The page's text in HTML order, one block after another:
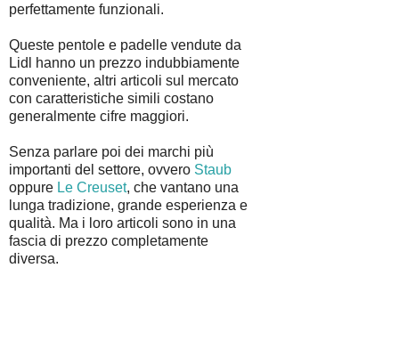
perfettamente funzionali.
Queste pentole e padelle vendute da
Lidl hanno un prezzo indubbiamente
conveniente, altri articoli sul mercato
con caratteristiche simili costano
generalmente cifre maggiori.
Senza parlare poi dei marchi più
importanti del settore, ovvero Staub
oppure Le Creuset, che vantano una
lunga tradizione, grande esperienza e
qualità. Ma i loro articoli sono in una
fascia di prezzo completamente
diversa.